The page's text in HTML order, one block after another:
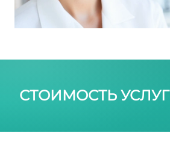
СТОИМОСТЬ УСЛУГ